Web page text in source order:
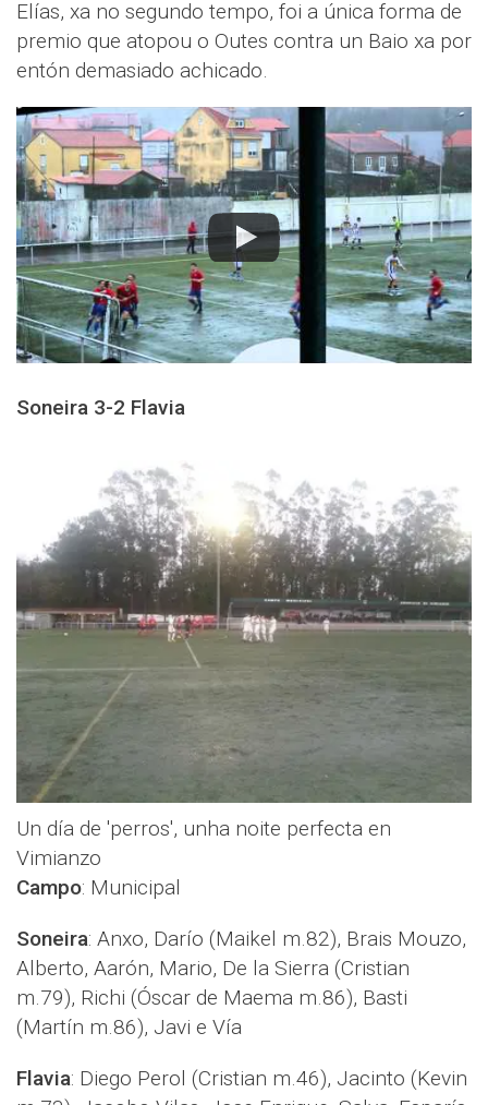
Elías, xa no segundo tempo, foi a única forma de
premio que atopou o Outes contra un Baio xa por
entón demasiado achicado.
Soneira 3-2 Flavia
Un día de 'perros', unha noite perfecta en
Vimianzo
Campo: Municipal
Soneira: Anxo, Darío (Maikel m.82), Brais Mouzo,
Alberto, Aarón, Mario, De la Sierra (Cristian
m.79), Richi (Óscar de Maema m.86), Basti
(Martín m.86), Javi e Vía
Flavia: Diego Perol (Cristian m.46), Jacinto (Kevin